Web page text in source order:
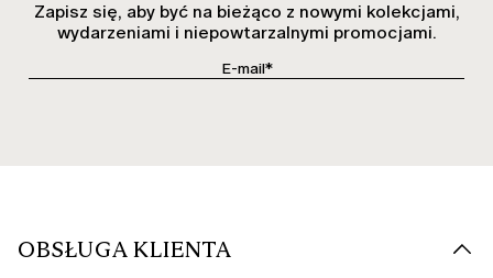
Zapisz się, aby być na bieżąco z nowymi kolekcjami,
wydarzeniami i niepowtarzalnymi promocjami.
OBSŁUGA KLIENTA